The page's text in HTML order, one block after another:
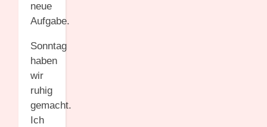
neue
Aufgabe.
Sonntag
haben
wir
ruhig
gemacht.
Ich